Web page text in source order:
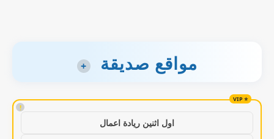
مواقع صديقة +
!
اول اثنين ريادة اعمال